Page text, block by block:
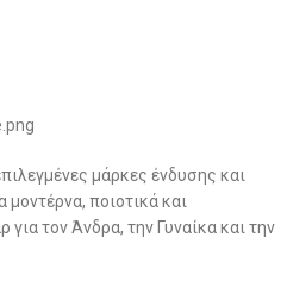
μάρκες ένδυσης και
ποιοτικά και
για τον Άνδρα, την Γυναίκα και την